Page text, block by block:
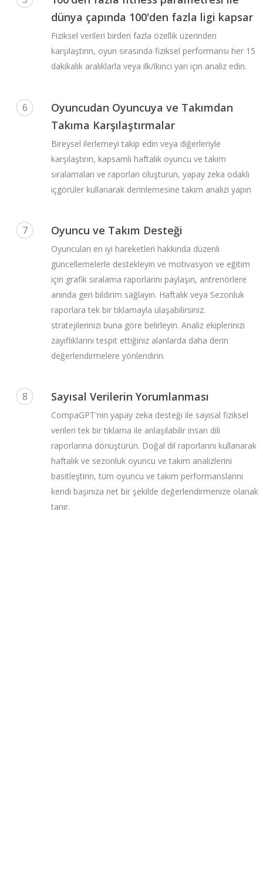
dünya çapında 100'den fazla ligi kapsar
Fiziksel verileri birden fazla özellik üzerinden
karşılaştırın, oyun sırasında fiziksel performansı her 15
dakikalık aralıklarla veya ilk/ikinci yarı için analiz edin.
6
Oyuncudan Oyuncuya ve Takımdan
Takıma Karşılaştırmalar
Bireysel ilerlemeyi takip edin veya diğerleriyle
karşılaştırın, kapsamlı haftalık oyuncu ve takım
sıralamaları ve raporları oluşturun, yapay zeka odaklı
içgörüler kullanarak derinlemesine takım analizi yapın
7 Oyuncu ve Takım Desteği
Oyuncuları en iyi hareketleri hakkında düzenli
güncellemelerle destekleyin ve motivasyon ve eğitim
için grafik sıralama raporlarını paylaşın, antrenörlere
anında geri bildirim sağlayın. Haftalık veya Sezonluk
raporlara tek bir tıklamayla ulaşabilirsiniz.
stratejilerinizi buna göre belirleyin. Analiz ekiplerinizi
zayıflıklarını tespit ettiğiniz alanlarda daha derin
değerlendirmelere yönlendirin.
8 Sayısal Verilerin Yorumlanması
CompaGPT'nin yapay zeka desteği ile sayısal fiziksel
verileri tek bir tıklama ile anlaşılabilir insan dili
raporlarına dönüştürün. Doğal dil raporlarını kullanarak
haftalık ve sezonluk oyuncu ve takım analizlerini
basitleştirin, tüm oyuncu ve takım performanslarını
kendi başınıza net bir şekilde değerlendirmenize olanak
tanır.